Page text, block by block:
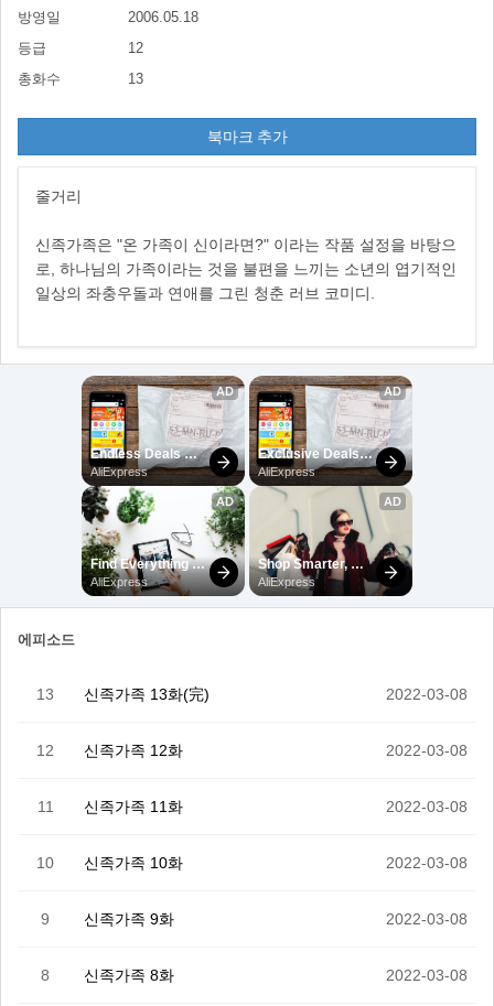
방영일
2006.05.18
등급
12
총화수
13
북마크 추가
줄거리
신족가족은 "온 가족이 신이라면?" 이라는 작품 설정을 바탕으
로, 하나님의 가족이라는 것을 불편을 느끼는 소년의 엽기적인
일상의 좌충우돌과 연애를 그린 청춘 러브 코미디.
에피소드
13 신족가족 13화(完) 2022-03-08
12 신족가족 12화 2022-03-08
11 신족가족 11화 2022-03-08
10 신족가족 10화 2022-03-08
9 신족가족 9화 2022-03-08
8 신족가족 8화 2022-03-08